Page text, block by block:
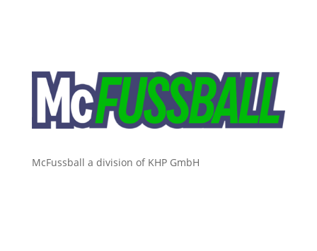
McFussball a division of KHP GmbH